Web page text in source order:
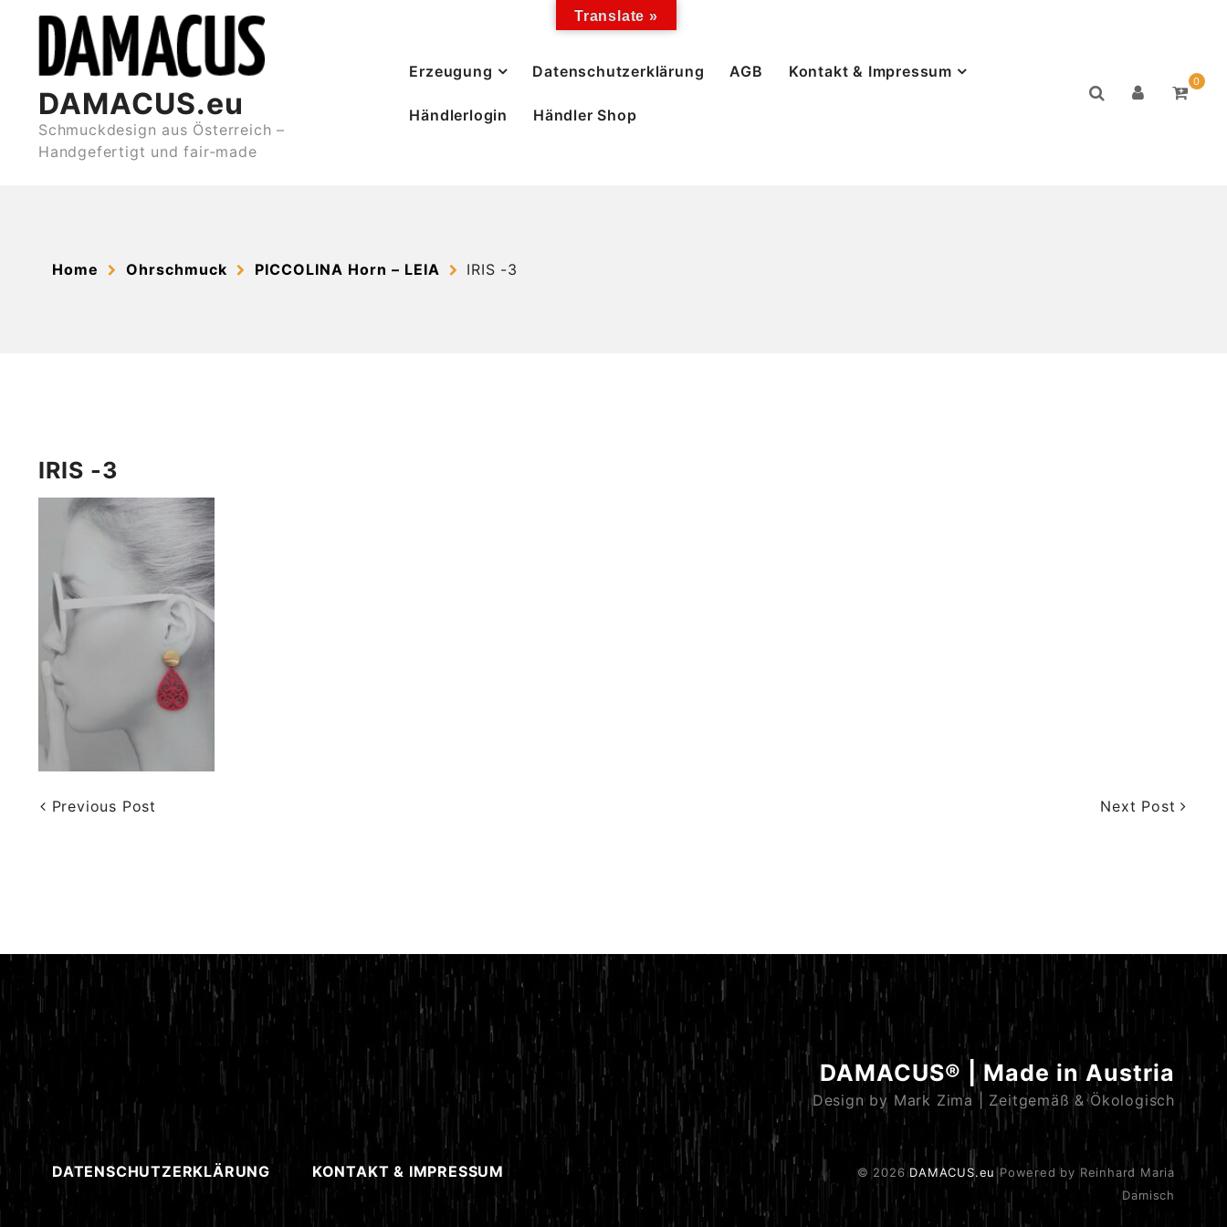
content
DAMACUS.eu
Schmuckdesign aus Österreich –
Handgefertigt und fair-made
Erzeugung Datenschutzerklärung AGB Kontakt & Impressum
Händlerlogin Händler Shop
0
Home Ohrschmuck PICCOLINA Horn – LEIA IRIS -3
IRIS -3
Previous Post Next Post
DAMACUS® | Made in Austria
Design by Mark Zima | Zeitgemäß & Ökologisch
DATENSCHUTZERKLÄRUNG KONTAKT & IMPRESSUM © 2026 DAMACUS.eu Powered by Reinhard Maria
Damisch
Translate »